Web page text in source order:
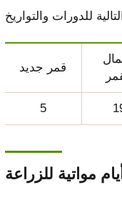
قمر جديد
5
أيام مواتية للزراعة